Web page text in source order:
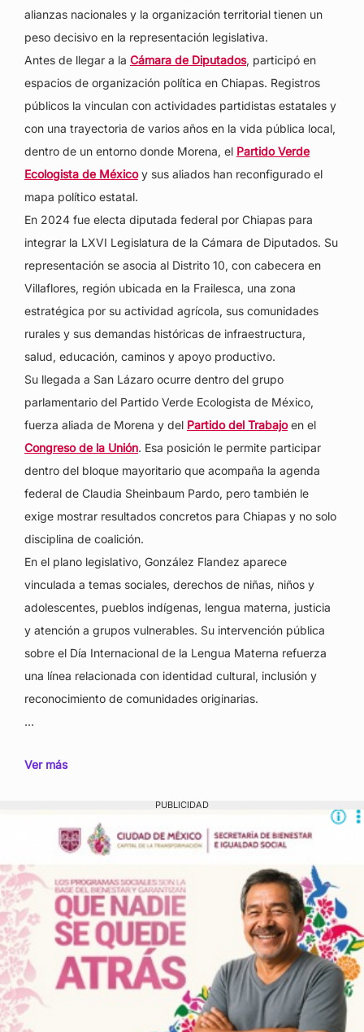
alianzas nacionales y la organización territorial tienen un
peso decisivo en la representación legislativa.
Antes de llegar a la Cámara de Diputados, participó en
espacios de organización política en Chiapas. Registros
públicos la vinculan con actividades partidistas estatales y
con una trayectoria de varios años en la vida pública local,
dentro de un entorno donde Morena, el Partido Verde
Ecologista de Méxicoy sus aliados han reconfigurado el
mapa político estatal.
En 2024 fue electa diputada federal por Chiapas para
integrar la LXVI Legislatura de la Cámara de Diputados. Su
representación se asocia al Distrito 10, con cabecera en
Villaflores, región ubicada en la Frailesca, una zona
estratégica por su actividad agrícola, sus comunidades
rurales y sus demandas históricas de infraestructura,
salud, educación, caminos y apoyo productivo.
Su llegada a San Lázaro ocurre dentro del grupo
parlamentario del Partido Verde Ecologista de México,
fuerza aliada de Morena y del Partido del Trabajoen el
Congreso de la Unión. Esa posición le permite participar
dentro del bloque mayoritario que acompaña la agenda
federal de Claudia Sheinbaum Pardo, pero también le
exige mostrar resultados concretos para Chiapas y no solo
disciplina de coalición.
En el plano legislativo, González Flandez aparece
vinculada a temas sociales, derechos de niñas, niños y
adolescentes, pueblos indígenas, lengua materna, justicia
y atención a grupos vulnerables. Su intervención pública
sobre el Día Internacional de la Lengua Materna refuerza
una línea relacionada con identidad cultural, inclusión y
reconocimiento de comunidades originarias.
…
Ver más
PUBLICIDAD